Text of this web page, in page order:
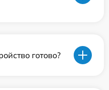
готово?